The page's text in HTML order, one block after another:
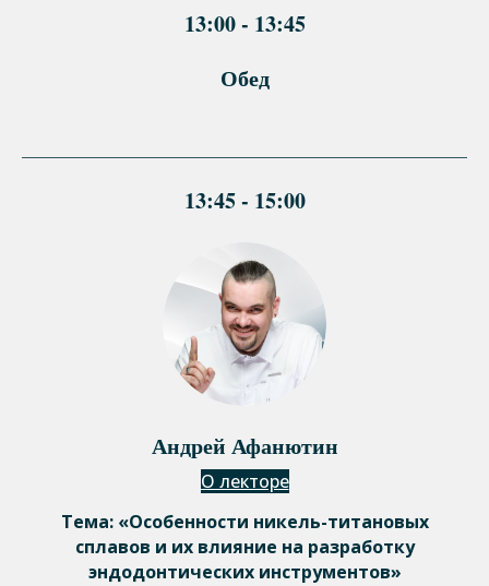
13:00 - 13:45
Обед
13:45 - 15:00
Андрей Афанютин
О лекторе
Тема: «Особенности никель-титановых
сплавов и их влияние на разработку
эндодонтических инструментов»